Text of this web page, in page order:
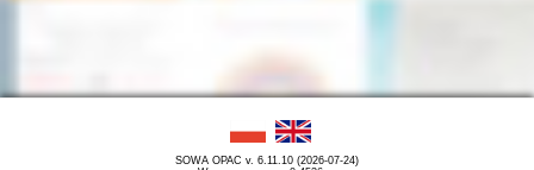
SOWA OPAC v. 6.11.10 (2026-07-24)